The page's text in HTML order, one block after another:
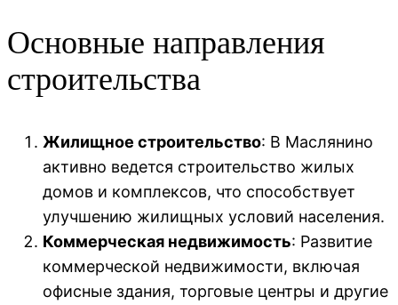
Основные направления
строительства
Жилищное строительство: В Маслянино
активно ведется строительство жилых
домов и комплексов, что способствует
улучшению жилищных условий населения.
Коммерческая недвижимость: Развитие
коммерческой недвижимости, включая
офисные здания, торговые центры и другие